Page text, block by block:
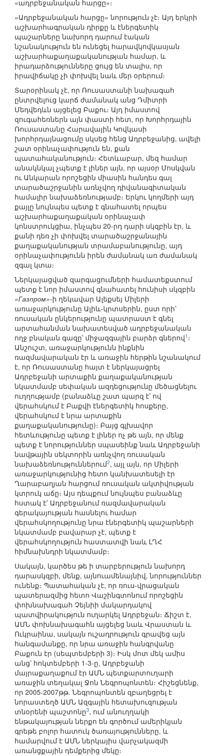
«ադրբեջանական հարցը»։
«Ադրբեջանական հարցը» նորություն չէ։ Այդ երկրի
աշխարհագրական դիրքը և էներգետիկ
պաշարները նախորդ դարում էական
նշանակություն են ունեցել հարավկովկասյան
աշխարհաքաղաքականության համար, և
իրադարձությունները ցույց են տալիս, որ
իրավիճակը չի փոխվել նաև մեր օրերում։
Տարօրինակ չէ, որ Ռուսաստանի նախագահ
ընտրվելուց կարճ ժամանակ անց Դմիտրի
Մեդվեդևն այցելեց Բաքու։ Այդ իմաստով
զուգահեռներն այն փաստի հետ, որ Խորհրդային
Ռուսաստանը Հարավային Կովկասի
խորհրդայնացումը սկսեց հենց Ադրբեջանից, ավելի
շատ օրինաչափություն են, քան
պատահականություն։ Հետևաբար, մեզ համար
անակնկալ չպետք է լիներ այն, որ այսօր Մոսկվան
ու Անկարան որոշեցին միասին հանդես գալ
տարածաշրջանին առնչվող դիվանագիտական
համալիր նախաձեռնությամբ։ Երկու կողմերի այդ
քայլը նույնպես պետք է գնահատել որպես
աշխարհաքաղաքական օրինաչափ
կոնստրուկցիա, ինչպես 20-րդ դարի սկզբին էր, և
քանի դեռ չի փոխվել տարածաշրջանային
քաղաքականության տրամաբանությունը, այդ
օրինաչափությունն իրեն ժամանակ առ ժամանակ
զգալ կտա։
Ներկայացված զարգացումների համատեքստում
պետք է նոր իմաստով գնահատել հունիսի սկզբին
«Газпром»-ի ղեկավար Ալեքսեյ Միլերի
առաջարկությունը Ալիև-կրտսերին, ըստ որի՝
ռուսական ընկերությունը պատրաստ է գնել
արտահանման նախատեսված ադրբեջանական
ողջ բնական գազը՝ միջազգային բարձր գներով1 ։
Անշուշտ, առաջարկությունն ինքնին
ռազմավարական էր և առաջին հերթին նշանակում
է, որ Ռուսաստանը հայտ է ներկայացրել
Ադրբեջանի արտաքին քաղաքականության
նկատմամբ սեփական ազդեցությունը մեծացնելու
ուղղությամբ (բանաձևը շատ պարզ է՝ ով
վերահսկում է Բաքվի էներգետիկ հոսքերը,
վերահսկում է նրա արտաքին
քաղաքականությունը)։ Բայց գլխավոր
հետևությունը պետք է լիներ ոչ թե այն, որ մենք
պետք է նորություններ սպասեինք նաև Ադրբեջանի
նավթային սեկտորին առնչվող ռուսական
նախաձեռնություններում2, այլ այն, որ Միլերի
առաջարկությունից հետո կանխատեսելի էր
Ղարաբաղյան հարցում ռուսական ակտիվության
կտրուկ աճը։ Այս դեպքում նույնպես բանաձևը
հստակ է՝ Ադրբեջանում ռազմավարական
գերակայության հասնելու համար
վերահսկողությունը նրա էներգետիկ պաշարների
նկատմամբ բավարար չէ, պետք է
վերահսկողություն հաստատվի նաև ԼՂՀ
հիմնախնդրի նկատմամբ։
Սակայն, կարծես թե ի տարբերություն նախորդ
դարասկզբի, մենք, այնուամենայնիվ, նորություններ
ունենք։ Պատահական չէ, որ ռուս-վրացական
պատերազմից հետո Վաշինգտոնում որոշեցին
փոխնախագահ Չեյնիի մակարդակով
պատվիրակություն ուղարկել Ադրբեջան։ Ճիշտ է,
ԱՄՆ փոխնախագահն այցելեց նաև Վրաստան և
Ուկրաինա, սակայն ուշադրություն գրավեց այն
հանգամանքը, որ նրա առաջին հանգրվանը
Բաքուն էր (սեպտեմբերի 3)։ Իսկ մոտ մեկ ամիս
անց՝ հոկտեմբերի 1-3-ը, Ադրբեջանի
մայրաքաղաքում էր ԱՄՆ պետքարտուղարի
առաջին տեղակալ Ջոն Նեգրոպոնտեն։ Հիշեցնենք,
որ 2005-2007թթ. Նեգրոպոնտեն զբաղեցրել է
նորաստեղծ ԱՄՆ Ազգային հետախուզության
տնօրենի պաշտոնը3, ում անուղղակի
ենթակայության ներքո են գործում ամերիկյան
գրեթե բոլոր հատուկ ծառայությունները, և
համարվում է ԱՄՆ ներկայիս վարչակազմի
առանցքային դեմքերից մեկը։